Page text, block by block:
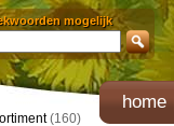
mogelijk
home
(160)